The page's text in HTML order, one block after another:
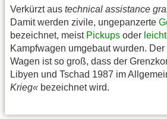
Verkürzt aus technical assistance
Damit werden zivile, ungepanzerte
bezeichnet, meist Pickups oder
Kampfwagen umgebaut wurden.
Wagen ist so groß, dass der
Libyen und Tschad 1987 im
Krieg« bezeichnet wird.